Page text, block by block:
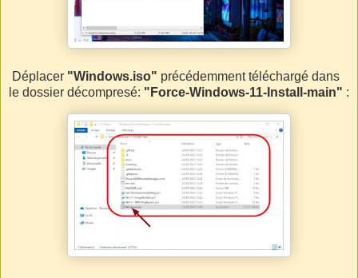
Déplacer "Windows.iso" précédemment téléchargé dans
le dossier décompresé: "Force-Windows-11-Install-main" :